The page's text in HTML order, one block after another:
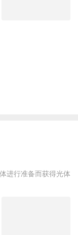
进行准备而获得光体